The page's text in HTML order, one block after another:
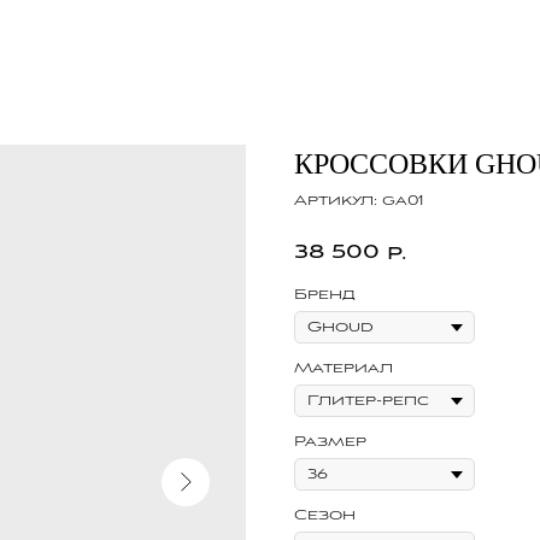
КРОССОВКИ
Артикул: ga01
38 500 р.
Бренд
Материал
Размер
Сезон